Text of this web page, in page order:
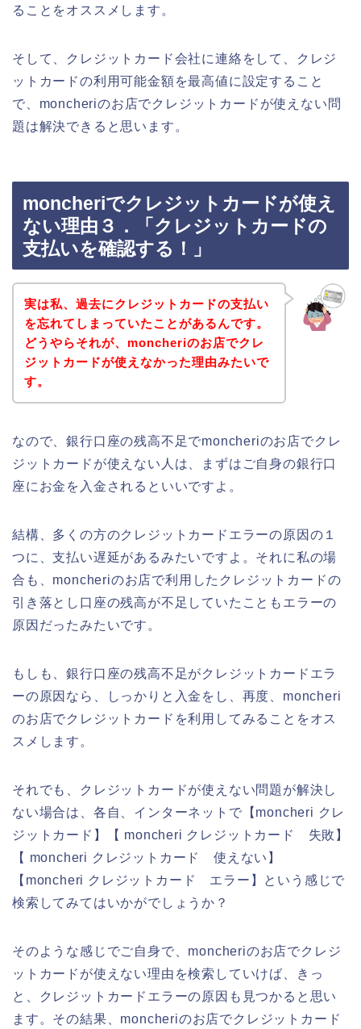
ることをオススメします。
そして、クレジットカード会社に連絡をして、クレジ
ットカードの利用可能金額を最高値に設定すること
で、moncheriのお店でクレジットカードが使えない問
題は解決できると思います。
moncheriでクレジットカードが使え
ない理由３．「クレジットカードの
支払いを確認する！」
実は私、過去にクレジットカードの支払い
を忘れてしまっていたことがあるんです。
どうやらそれが、moncheriのお店でクレ
ジットカードが使えなかった理由みたいで
す。
なので、銀行口座の残高不足でmoncheriのお店でクレ
ジットカードが使えない人は、まずはご自身の銀行口
座にお金を入金されるといいですよ。
結構、多くの方のクレジットカードエラーの原因の１
つに、支払い遅延があるみたいですよ。それに私の場
合も、moncheriのお店で利用したクレジットカードの
引き落とし口座の残高が不足していたこともエラーの
原因だったみたいです。
もしも、銀行口座の残高不足がクレジットカードエラ
ーの原因なら、しっかりと入金をし、再度、moncheri
のお店でクレジットカードを利用してみることをオス
スメします。
それでも、クレジットカードが使えない問題が解決し
ない場合は、各自、インターネットで【moncheri クレ
ジットカード】【 moncheri クレジットカード 失敗】
【 moncheri クレジットカード 使えない】
【moncheri クレジットカード エラー】という感じで
検索してみてはいかがでしょうか？
そのような感じでご自身で、moncheriのお店でクレジ
ットカードが使えない理由を検索していけば、きっ
と、クレジットカードエラーの原因も見つかると思い
ます。その結果、moncheriのお店でクレジットカード